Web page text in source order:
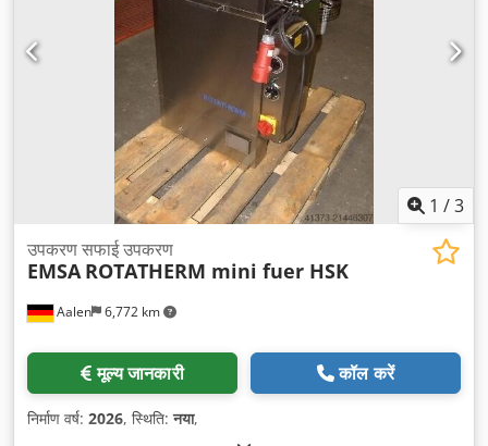
1 /3
Aalen 6,772 km
उपकरण सफाई उपकरण
EMSA ROTATHERM mini fuer HSK
मूल्य जानकारी कॉल करें
निर्माण वर्ष: 2026, स्थिति:नया,